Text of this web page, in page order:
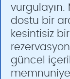
vurgulayın.
dostu bir
kesintisiz
güncel